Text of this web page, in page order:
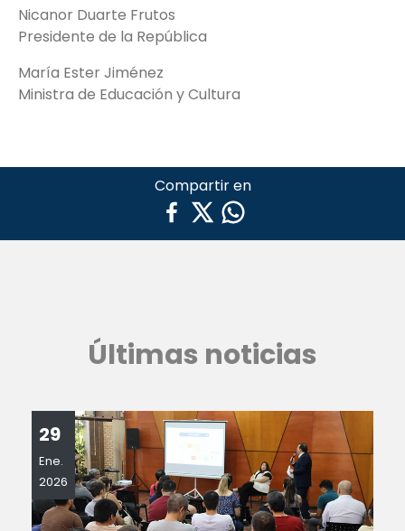
Nicanor Duarte Frutos
Presidente de la República
María Ester Jiménez
Ministra de Educación y Cultura
Compartir en
Últimas noticias
29
Ene.
2026